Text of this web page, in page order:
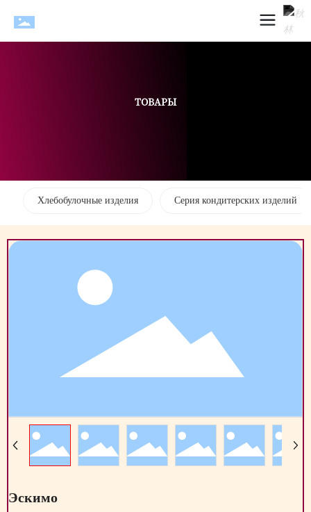
ТОВАРЫ
Хлебобулочные изделия Серия кондитерских изделий
Эскимо